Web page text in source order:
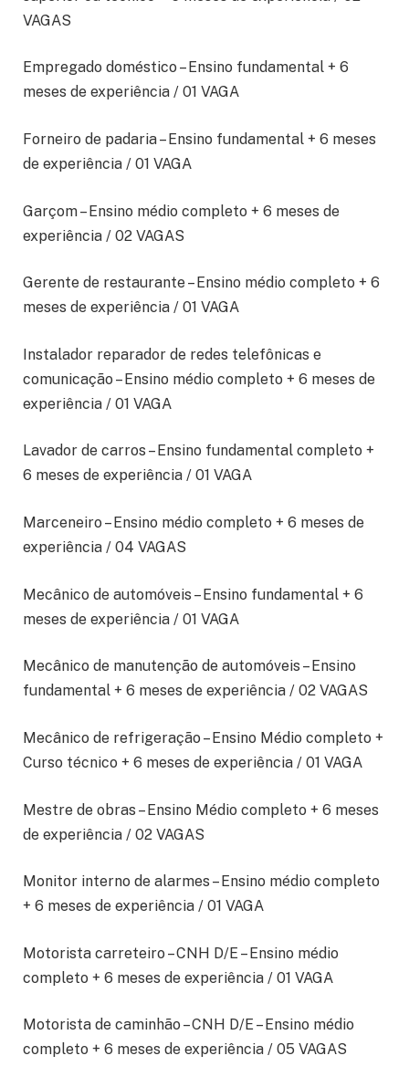
VAGAS
Empregado doméstico – Ensino fundamental + 6
meses de experiência / 01 VAGA
Forneiro de padaria – Ensino fundamental + 6 meses
de experiência / 01 VAGA
Garçom – Ensino médio completo + 6 meses de
experiência / 02 VAGAS
Gerente de restaurante – Ensino médio completo + 6
meses de experiência / 01 VAGA
Instalador reparador de redes telefônicas e
comunicação – Ensino médio completo + 6 meses de
experiência / 01 VAGA
Lavador de carros – Ensino fundamental completo +
6 meses de experiência / 01 VAGA
Marceneiro – Ensino médio completo + 6 meses de
experiência / 04 VAGAS
Mecânico de automóveis – Ensino fundamental + 6
meses de experiência / 01 VAGA
Mecânico de manutenção de automóveis – Ensino
fundamental + 6 meses de experiência / 02 VAGAS
Mecânico de refrigeração – Ensino Médio completo +
Curso técnico + 6 meses de experiência / 01 VAGA
Mestre de obras – Ensino Médio completo + 6 meses
de experiência / 02 VAGAS
Monitor interno de alarmes – Ensino médio completo
+ 6 meses de experiência / 01 VAGA
Motorista carreteiro – CNH D/E – Ensino médio
completo + 6 meses de experiência / 01 VAGA
Motorista de caminhão – CNH D/E – Ensino médio
completo + 6 meses de experiência / 05 VAGAS